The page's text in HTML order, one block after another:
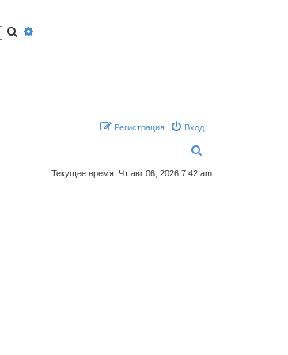
П
Вход
Регистрация
Текущее время: Чт авг 06, 2026 7:42 am